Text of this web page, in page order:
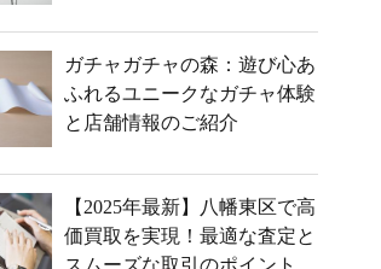
ガチャガチャの森：遊び心あ
ふれるユニークなガチャ体験
と店舗情報のご紹介
【2025年最新】八幡東区で高
価買取を実現！最適な査定と
スムーズな取引のポイント